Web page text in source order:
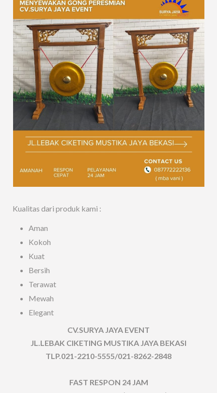
Kualitas dari produk kami :
Aman
Kokoh
Kuat
Bersih
Terawat
Mewah
Elegant
CV.SURYA JAYA EVENT
JL.LEBAK CIKETING MUSTIKA JAYA BEKASI
TLP.021-2210-5555/021-8262-2848
FAST RESPON 24 JAM